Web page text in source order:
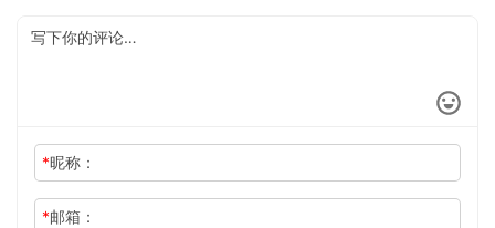
*昵称：
*邮箱：